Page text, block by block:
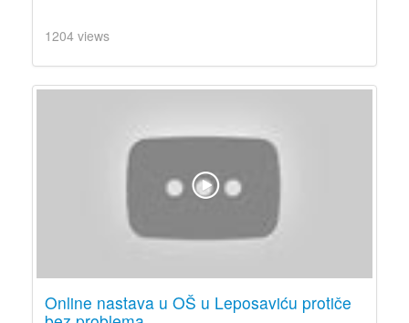
1204 views
Online nastava u OŠ u Leposaviću protiče